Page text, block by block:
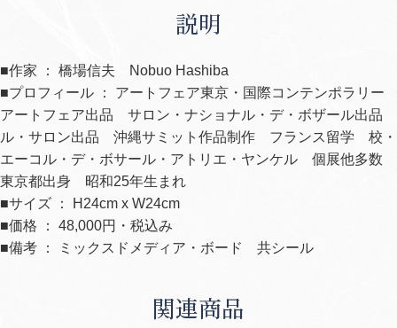
説明
■作家 ： 橋場信夫 Nobuo Hashiba
■プロフィール ： アートフェア東京・国際コンテンポラリー
アートフェア出品 サロン・ナショナル・デ・ボザール出品
ル・サロン出品 沖縄サミット作品制作 フランス留学 校・
エーコル・デ・ボサール・アトリエ・ヤンケル 個展他多数
東京都出身 昭和25年生まれ
■サイズ ： H24cm x W24cm
■価格 ： 48,000円・税込み
■備考 ： ミックスドメディア・ボード 共シール
関連商品